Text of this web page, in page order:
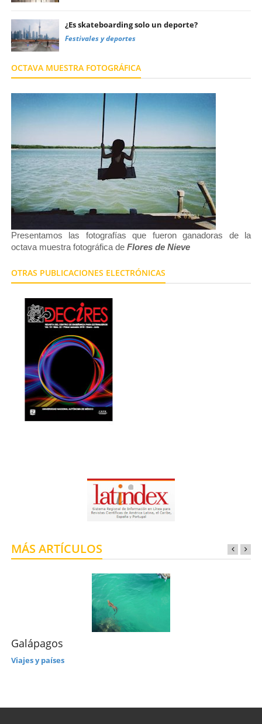
¿Es skateboarding solo un deporte?
Festivales y deportes
OCTAVA MUESTRA FOTOGRÁFICA
Presentamos las fotografías que fueron ganadoras de la
octava muestra fotográfica de Flores de Nieve
OTRAS PUBLICACIONES ELECTRÓNICAS
MÁS ARTÍCULOS
Galápagos
Viajes y países